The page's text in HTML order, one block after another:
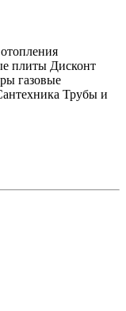
плиты Дисконт
газовые
Трубы и